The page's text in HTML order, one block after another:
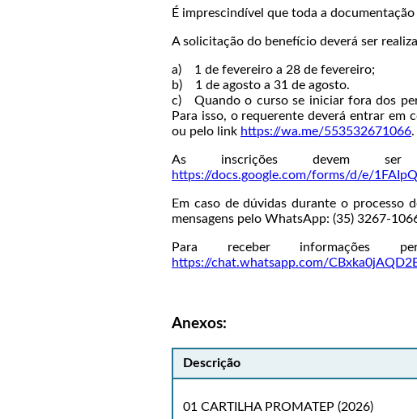
É imprescindível que toda a
A solicitação do benefício deverá ser
a) 1 de fevereiro a 28 de fevereiro;
b) 1 de agosto a 31 de agosto.
c) Quando o curso se iniciar fora dos
Para isso, o requerente deverá entrar em
ou pelo link https://wa.me/553532671066.
As inscrições devem
https://docs.google.com/forms/d/e/
Em caso de dúvidas durante o processo
mensagens pelo WhatsApp: (35) 3267-
Para receber informações
https://chat.whatsapp.com/
Anexos:
Descrição
01 CARTILHA PROMATEP (2026)